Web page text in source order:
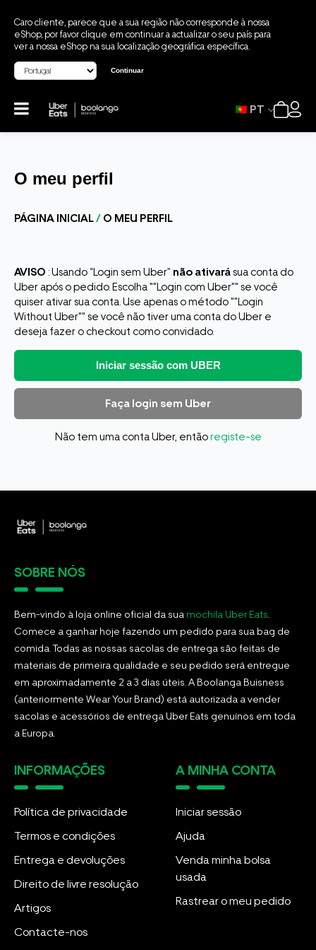
Caro cliente, parece que a sua região não corresponde à nossa
eShop, por favor clique em continuar a actualizar o seu país para
ver a nossa eShop na sua localização geográfica específica.
Continuar
PT
O meu perfil
PÁGINA INICIAL/ O MEU PERFIL
AVISO : Usando “Login sem Uber” não ativarásua conta do
Uber após o pedido. Escolha ""Login com Uber"" se você
quiser ativar sua conta. Use apenas o método ""Login
Without Uber"" se você não tiver uma conta do Uber e
deseja fazer o checkout como convidado.
Iniciar sessão com UBER
Faça login sem Uber
Não tem uma conta Uber, entãoregiste-se
SOBRE NÓS
Bem-vindo à loja online oficial da sua mochila Uber Eats
Comece a ganhar hoje fazendo um pedido para sua bag de
comida. Todas as nossas sacolas de entrega são feitas de
materiais de primeira qualidade e seu pedido será entregue
em aproximadamente 2 a 3 dias úteis. A Boolanga Buisness
(anteriormente Wear Your Brand) está autorizada a vender
sacolas e acessórios de entrega Uber Eats genuínos em toda
a Europa.
INFORMAÇÕES
Política de privacidade
Termos e condições
Entrega e devoluções
Direito de livre resolução
Artigos
Contacte-nos
A MINHA CONTA
Iniciar sessão
Ajuda
Venda minha bolsa
usada
Rastrear o meu pedido